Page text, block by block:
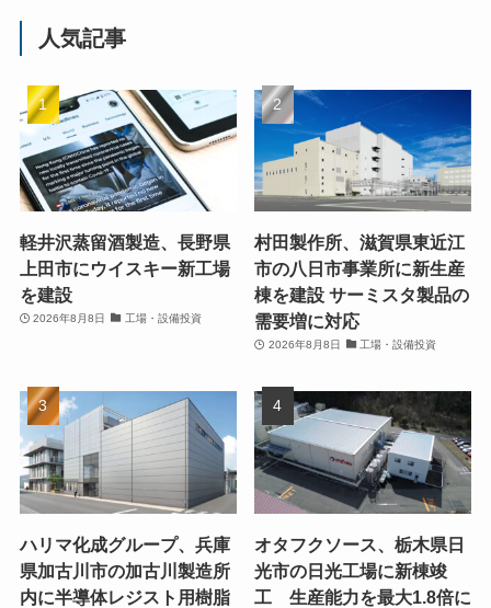
人気記事
軽井沢蒸留酒製造、長野県
上田市にウイスキー新工場
を建設
2026年8月8日 工場・設備投資
村田製作所、滋賀県東近江
市の八日市事業所に新生産
棟を建設 サーミスタ製品の
需要増に対応
2026年8月8日 工場・設備投資
ハリマ化成グループ、兵庫
県加古川市の加古川製造所
内に半導体レジスト用樹脂
オタフクソース、栃木県日
光市の日光工場に新棟竣
工 生産能力を最大1.8倍に